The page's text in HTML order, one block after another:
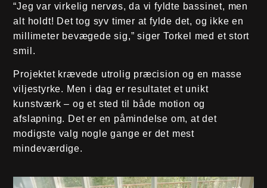
“Jeg var virkelig nervøs, da vi fyldte bassinet, men
alt holdt! Det tog syv timer at fylde det, og ikke en
millimeter bevægede sig,” siger Torkel med et stort
smil.
Projektet krævede utrolig præcision og en masse
viljestyrke. Men i dag er resultatet et unikt
kunstværk – og et sted til både motion og
afslapning. Det er en påmindelse om, at det
modigste valg nogle gange er det mest
mindeværdige.